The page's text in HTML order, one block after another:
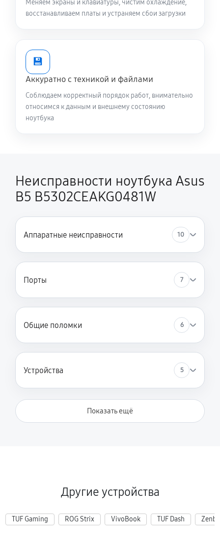
680 руб 50 минут
Замена вебкамеры ноутбука Asus B5
B5302CEAKG0481W
1130 руб 80 минут
Настройка Wi-Fi ноутбука Asus B5
B5302CEAKG0481W
930 руб 60 минут
Замена HDMI ноутбука Asus B5 B5302CEAKG0481W
Меняем экраны и клавиатуры, чистим охлаждение,
восстанавливаем платы и устраняем сбои загрузки
💾
Аккуратно с техникой и файлами
Соблюдаем корректный порядок работ, внимательно
относимся к данным и внешнему состоянию
ноутбука
Неисправности ноутбука Asus
B5 B5302CEAKG0481W
Аппаратные неисправности 10
Порты 7
Общие поломки 6
Устройства 5
Показать ещё
Другие устройства
TUF Gaming ROG Strix VivoBook TUF Dash